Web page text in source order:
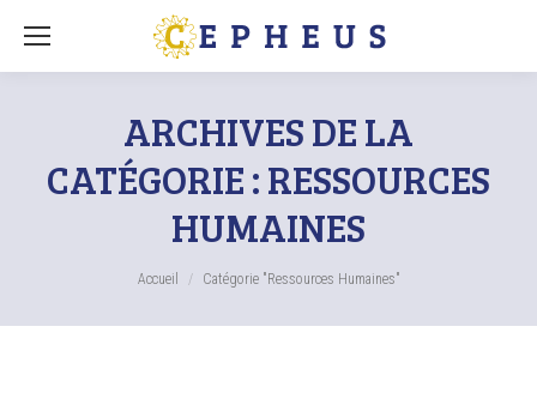
ARCHIVES DE LA
CATÉGORIE :RESSOURCES
HUMAINES
Accueil Catégorie "Ressources Humaines"